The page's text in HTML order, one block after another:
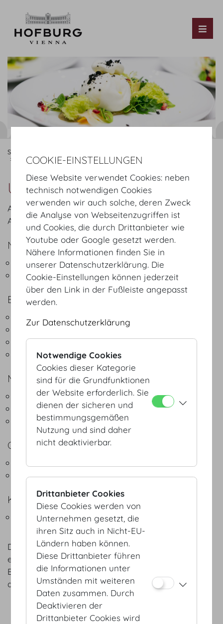
Startseite
MOTTO
Angebot
Unser Angebot
Anbei ein Auszug aus unserem umfangreichen
Angebot:
NATÜRLICH GENIESSEN
Green Buffet - Regionales & Saisonales
Green Coffeebreak
BUFFET
Lunch Buffet Light
Lunch Buffet Klassik
Dinner Buffet Klassik
Weihnachtsbuffet
MENÜS
3-Gang Menüs
4-Gang Menüs
5-Gang Menüs
COCKTAIL
Fingerfood Cocktail
Flying Buffets
KAFFEEPAUSEN
Snacks - Kaffeepausen
Die angeführten Speisen sind Vorschläge, die wir
entsprechend der Jahreszeit und nach Ihrem
Belieben und Vorstellungen gerne jederzeit
abändern können.
COOKIE-EINSTELLUNGEN
Diese Website verwendet Cookies: neben
technisch notwendigen Cookies
verwenden wir auch solche, deren Zweck
die Analyse von Webseitenzugriffen ist
und Cookies, die durch Drittanbieter wie
Youtube oder Google gesetzt werden.
Nähere Informationen finden Sie in
unserer Datenschutzerklärung. Die
Cookie-Einstellungen können jederzeit
über den Link in der Fußleiste angepasst
werden.
Zur Datenschutzerklärung
Notwendige Cookies
Cookies dieser Kategorie
sind für die Grundfunktionen
der Website erforderlich. Sie
dienen der sicheren und
bestimmungsgemäßen
Nutzung und sind daher
nicht deaktivierbar.
Drittanbieter Cookies
Diese Cookies werden von
Unternehmen gesetzt, die
ihren Sitz auch in Nicht-EU-
Ländern haben können.
Diese Drittanbieter führen
die Informationen unter
Umständen mit weiteren
Daten zusammen. Durch
Deaktivieren der
Drittanbieter Cookies wird